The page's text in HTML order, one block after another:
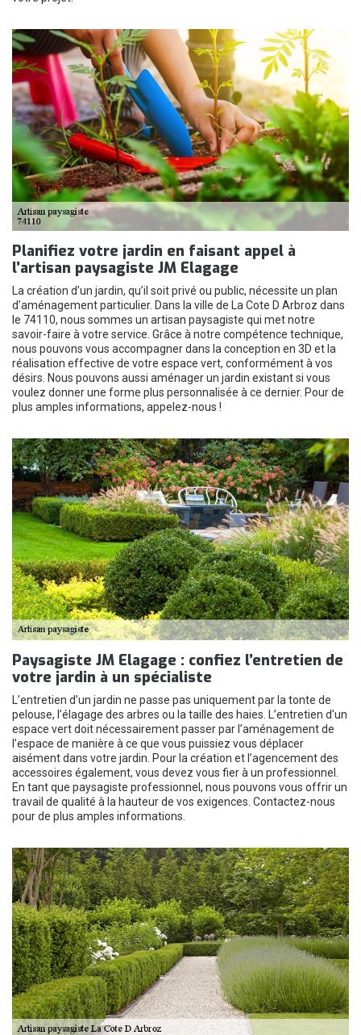
Planifiez votre jardin en faisant appel à
l’artisan paysagiste JM Elagage
La création d’un jardin, qu’il soit privé ou public, nécessite un plan
d’aménagement particulier. Dans la ville de La Cote D Arbroz dans
le 74110, nous sommes un artisan paysagiste qui met notre
savoir-faire à votre service. Grâce à notre compétence technique,
nous pouvons vous accompagner dans la conception en 3D et la
réalisation effective de votre espace vert, conformément à vos
désirs. Nous pouvons aussi aménager un jardin existant si vous
voulez donner une forme plus personnalisée à ce dernier. Pour de
plus amples informations, appelez-nous !
Paysagiste JM Elagage : confiez l’entretien de
votre jardin à un spécialiste
L’entretien d’un jardin ne passe pas uniquement par la tonte de
pelouse, l’élagage des arbres ou la taille des haies. L’entretien d’un
espace vert doit nécessairement passer par l’aménagement de
l’espace de manière à ce que vous puissiez vous déplacer
aisément dans votre jardin. Pour la création et l’agencement des
accessoires également, vous devez vous fier à un professionnel.
En tant que paysagiste professionnel, nous pouvons vous offrir un
travail de qualité à la hauteur de vos exigences. Contactez-nous
pour de plus amples informations.